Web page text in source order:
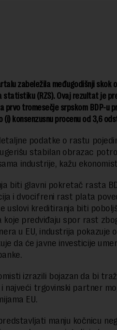
zabeležila međugodišnji skok
statistiku (RZS). Ovaj rezultat je
prvo tromesečje srpskom BDP-u
konsenzusnu procenu od 3,6
podatke o rastu
stabilan obrazac
industrije, kažu
biti glavni pokretač rasta
i dvocifreni rast plata
uslovi kreditiranja biti
koje predviđaju spor rast
u EU, industrija pokazuje
da će javne investicije
izrazili bojazan da bi
i najveći trgovinski partner
EU.
manju kočnicu